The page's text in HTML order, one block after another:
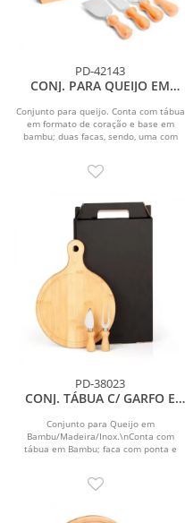
PD-42143
CONJ. PARA QUEIJO EM
PÇS
Conjunto para queijo. Conta com tábua
em formato de coração e base em
bambu; duas facas, sendo, uma com
PD-38023
CONJ. TÁBUA C/ GARFO E
Conjunto para Queijo em
Bambu/Madeira/Inox.\nConta com
tábua em Bambu; faca com ponta e